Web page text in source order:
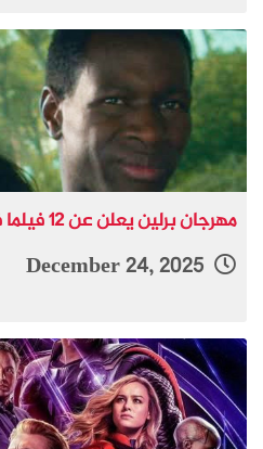
مهرجان برلين يعلن عن 12 فيلما في “بانوراما”...